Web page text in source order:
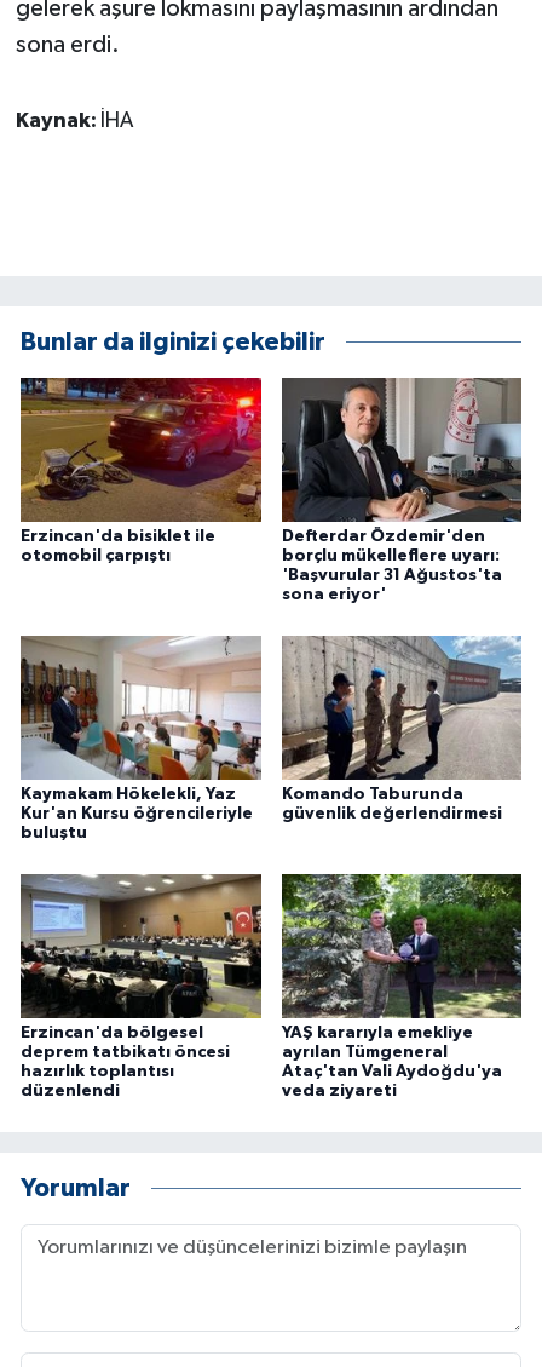
gelerek aşure lokmasını paylaşmasının ardından
sona erdi.
Kaynak: İHA
Bunlar da ilginizi çekebilir
Erzincan'da bisiklet ile
otomobil çarpıştı
Defterdar Özdemir'den
borçlu mükelleflere uyarı:
'Başvurular 31 Ağustos'ta
sona eriyor'
Kaymakam Hökelekli, Yaz
Kur'an Kursu öğrencileriyle
buluştu
Komando Taburunda
güvenlik değerlendirmesi
Erzincan'da bölgesel
deprem tatbikatı öncesi
hazırlık toplantısı
düzenlendi
YAŞ kararıyla emekliye
ayrılan Tümgeneral
Ataç'tan Vali Aydoğdu'ya
veda ziyareti
Yorumlar